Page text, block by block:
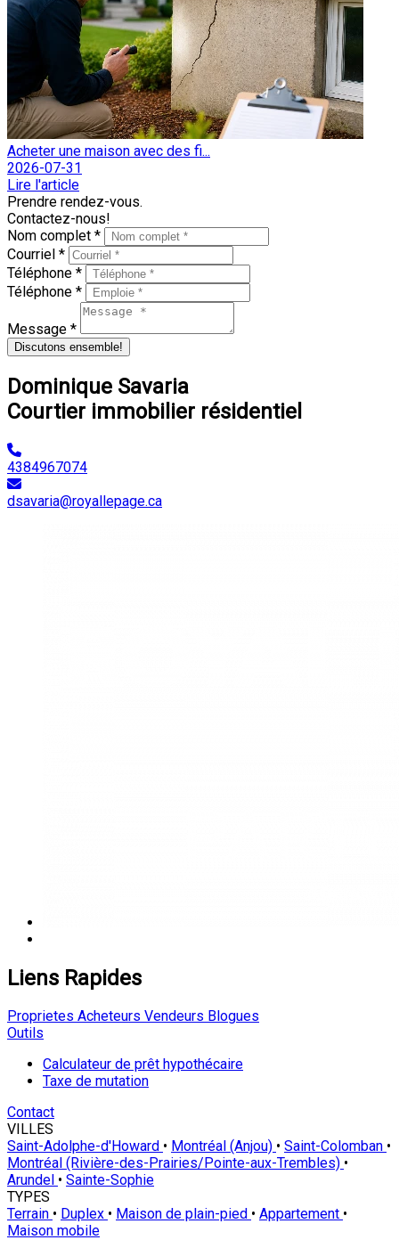
Acheter une maison avec des fi...
2026-07-31
Lire l'article
Prendre rendez-vous.
Contactez-nous!
Nom complet *
Courriel *
Téléphone *
Téléphone *
Message *
Discutons ensemble!
Dominique Savaria
Courtier immobilier résidentiel
4384967074
dsavaria@royallepage.ca
Liens Rapides
Proprietes Acheteurs Vendeurs Blogues
Outils
Calculateur de prêt hypothécaire
Taxe de mutation
Contact
VILLES
Saint-Adolphe-d'Howard • Montréal (Anjou) • Saint-Colomban •
Montréal (Rivière-des-Prairies/Pointe-aux-Trembles) •
Arundel • Sainte-Sophie
TYPES
Terrain • Duplex • Maison de plain-pied • Appartement •
Maison mobile